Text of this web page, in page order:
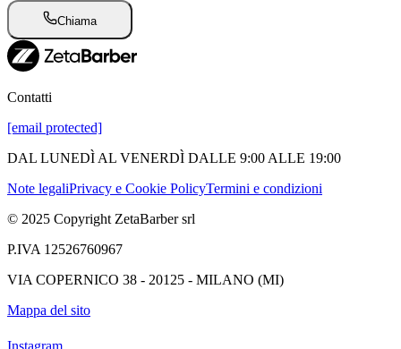
Chiama
Contatti
[email protected]
DAL LUNEDÌ AL VENERDÌ DALLE 9:00 ALLE 19:00
Note legaliPrivacy e Cookie PolicyTermini e condizioni
© 2025 Copyright ZetaBarber srl
P.IVA 12526760967
VIA COPERNICO 38 - 20125 - MILANO (MI)
Mappa del sito
Instagram